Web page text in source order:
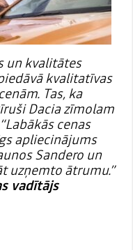
un kvalitātes
kvalitatīvas
Tas, ka
Dacia zīmolam
cenas
apliecinājums
Sandero un
uzņemto ātrumu.”
vadītājs